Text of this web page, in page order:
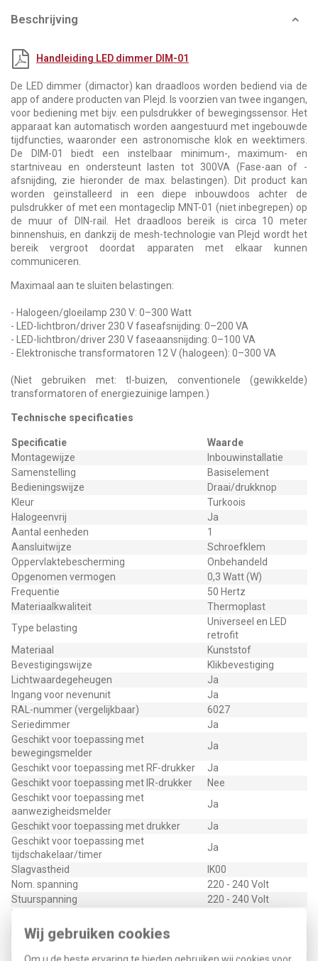
Wij gebruiken cookies
Beschrijving
Handleiding LED dimmer DIM-01
De LED dimmer (dimactor) kan draadloos worden bediend via de
app of andere producten van Plejd. Is voorzien van twee ingangen,
voor bediening met bijv. een pulsdrukker of bewegingssensor. Het
apparaat kan automatisch worden aangestuurd met ingebouwde
tijdfuncties, waaronder een astronomische klok en weektimers.
De DIM-01 biedt een instelbaar minimum-, maximum- en
startniveau en ondersteunt lasten tot 300VA (Fase-aan of -
afsnijding, zie hieronder de max. belastingen). Dit product kan
worden geïnstalleerd in een diepe inbouwdoos achter de
pulsdrukker of met een montageclip MNT-01 (niet inbegrepen) op
de muur of DIN-rail. Het draadloos bereik is circa 10 meter
binnenshuis, en dankzij de mesh-technologie van Plejd wordt het
bereik vergroot doordat apparaten met elkaar kunnen
communiceren.
Maximaal aan te sluiten belastingen:
- Halogeen/gloeilamp 230 V: 0–300 Watt
- LED-lichtbron/driver 230 V faseafsnijding: 0–200 VA
- LED-lichtbron/driver 230 V faseaansnijding: 0–100 VA
- Elektronische transformatoren 12 V (halogeen): 0–300 VA
(Niet gebruiken met: tl-buizen, conventionele (gewikkelde)
transformatoren of energiezuinige lampen.)
Technische specificaties
Specificatie
Waarde
Montagewijze
Inbouwinstallatie
Samenstelling
Basiselement
Bedieningswijze
Draai/drukknop
Kleur
Turkoois
Halogeenvrij
Ja
Aantal eenheden
1
Aansluitwijze
Schroefklem
Oppervlaktebescherming
Onbehandeld
Opgenomen vermogen
0,3 Watt (W)
Frequentie
50 Hertz
Materiaalkwaliteit
Thermoplast
Type belasting
Universeel en LED
retrofit
Materiaal
Kunststof
Bevestigingswijze
Klikbevestiging
Lichtwaardegeheugen
Ja
Ingang voor nevenunit
Ja
RAL-nummer (vergelijkbaar)
6027
Seriedimmer
Ja
Geschikt voor toepassing met
bewegingsmelder
Ja
Geschikt voor toepassing met RF-drukker
Ja
Geschikt voor toepassing met IR-drukker
Nee
Geschikt voor toepassing met
aanwezigheidsmelder
Ja
Geschikt voor toepassing met drukker
Ja
Geschikt voor toepassing met
tijdschakelaar/timer
Ja
Slagvastheid
IK00
Nom. spanning
220 - 240 Volt
Stuurspanning
220 - 240 Volt
Transparant
Uitvoering oppervlakte
Geschikt voor beschermingsgraad (IP)